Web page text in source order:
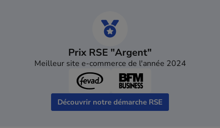
Prix RSE "Argent"
Meilleur site e-commerce de l'année 2024
Découvrir notre démarche RSE